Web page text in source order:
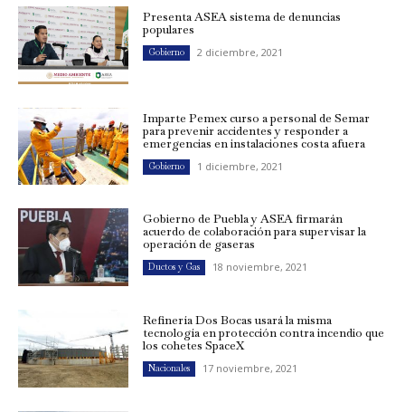
Presenta ASEA sistema de denuncias
populares
Gobierno 2 diciembre, 2021
Imparte Pemex curso a personal de Semar
para prevenir accidentes y responder a
emergencias en instalaciones costa afuera
Gobierno 1 diciembre, 2021
Gobierno de Puebla y ASEA firmarán
acuerdo de colaboración para supervisar la
operación de gaseras
Ductos y Gas 18 noviembre, 2021
Refinería Dos Bocas usará la misma
tecnología en protección contra incendio que
los cohetes SpaceX
Nacionales 17 noviembre, 2021